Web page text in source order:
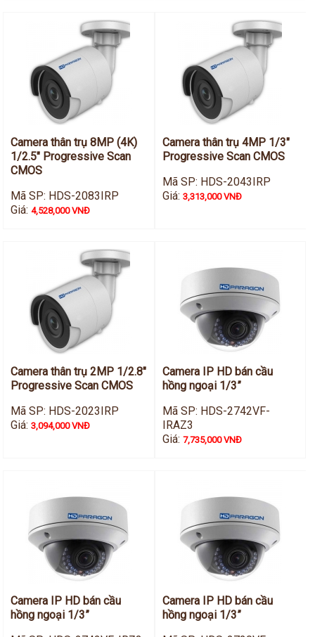
Camera thân trụ 8MP (4K)
1/2.5" Progressive Scan
CMOS
Mã SP: HDS-2083IRP
Giá:4,528,000 VNĐ
Camera thân trụ 4MP 1/3"
Progressive Scan CMOS
Mã SP: HDS-2043IRP
Giá: 3,313,000 VNĐ
Camera thân trụ 2MP 1/2.8"
Progressive Scan CMOS
Mã SP: HDS-2023IRP
Giá:3,094,000 VNĐ
Camera IP HD bán cầu
hồng ngoại 1/3”
Mã SP: HDS-2742VF-
IRAZ3
Giá: 7,735,000 VNĐ
Camera IP HD bán cầu
hồng ngoại 1/3”
Camera IP HD bán cầu
hồng ngoại 1/3”